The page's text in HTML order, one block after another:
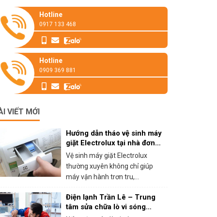
Hotline
0917 133 468
Hotline
0909 369 881
VIẾT MỚI
Hướng dẫn tháo vệ sinh máy
giặt Electrolux tại nhà đơn
giản
Vệ sinh máy giặt Electrolux
thường xuyên không chỉ giúp
máy vận hành trơn tru,...
Điện lạnh Trần Lê – Trung
tâm sửa chữa lò vi sóng